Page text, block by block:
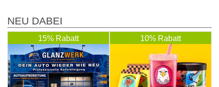
NEU DABEI
15% Rabatt 10% Rabatt